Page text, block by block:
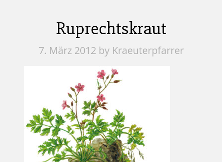
Ruprechtskraut
7. März 2012 by Kraeuterpfarrer